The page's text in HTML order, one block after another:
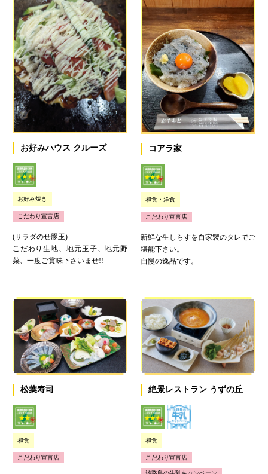
お好みハウス クルーズ
お好み焼き
こだわり宣言店
(サラダのせ豚玉)
こだわり生地、地元玉子、地元野
菜、一度ご賞味下さいませ!!
コアラ家
和食・洋食
こだわり宣言店
新鮮な生しらすを自家製のタレでご
堪能下さい。
自慢の逸品です。
松葉寿司
和食
こだわり宣言店
絶景レストラン うずの丘
和食
こだわり宣言店